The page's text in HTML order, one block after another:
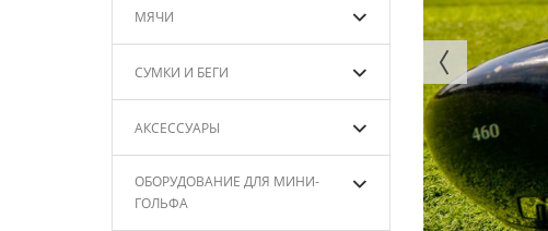
МЯЧИ
СУМКИ И БЕГИ
АКСЕССУАРЫ
ОБОРУДОВАНИЕ ДЛЯ МИНИ-
ГОЛЬФА